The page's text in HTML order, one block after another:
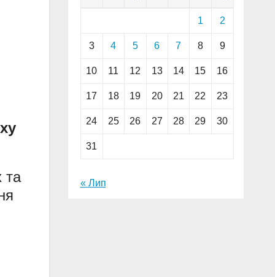
та
1 2
3 4 5 6 7 8 9
10 11 12 13 14 15 16
17 18 19 20 21 22 23
24 25 26 27 28 29 30
31
« Лип